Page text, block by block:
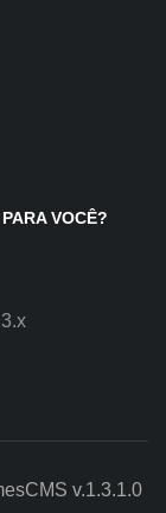
VOCÊ?
v.1.3.1.0